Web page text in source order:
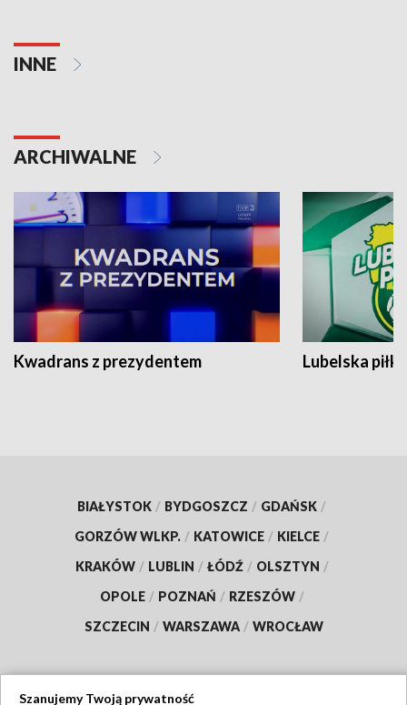
INNE
ARCHIWALNE
Kwadrans z prezydentem Lubelska piłka
BIAŁYSTOK / BYDGOSZCZ / GDAŃSK /
GORZÓW WLKP. / KATOWICE / KIELCE /
KRAKÓW / LUBLIN / ŁÓDŹ / OLSZTYN /
OPOLE / POZNAŃ / RZESZÓW /
SZCZECIN / WARSZAWA / WROCŁAW
Szanujemy Twoją prywatność